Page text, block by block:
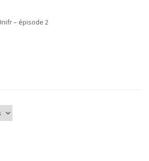
– épisode 2